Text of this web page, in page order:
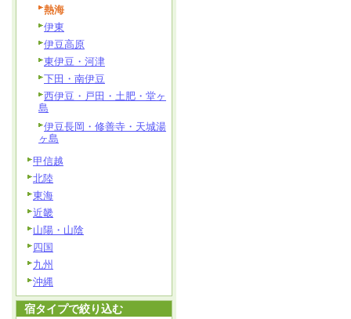
熱海
伊東
伊豆高原
東伊豆・河津
下田・南伊豆
西伊豆・戸田・土肥・堂ヶ
島
伊豆長岡・修善寺・天城湯
ヶ島
甲信越
北陸
東海
近畿
山陽・山陰
四国
九州
沖縄
宿タイプで絞り込む